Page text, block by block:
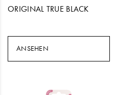
ORIGINAL TRUE BLACK
ANSEHEN